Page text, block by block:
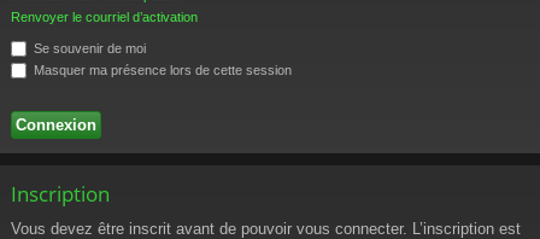
Renvoyer le courriel d’activation
Se souvenir de moi
Masquer ma présence lors de cette session
Inscription
Vous devez être inscrit avant de pouvoir vous connecter. L’inscription est